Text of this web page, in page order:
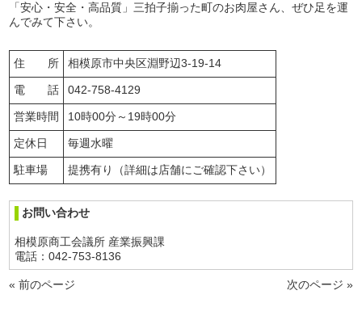
「安心・安全・高品質」三拍子揃った町のお肉屋さん、ぜひ足を運
んでみて下さい。
住 所 相模原市中央区淵野辺3-19-14
電 話 042-758-4129
営業時間 10時00分～19時00分
定休日 毎週水曜
駐車場 提携有り（詳細は店舗にご確認下さい）
お問い合わせ
相模原商工会議所 産業振興課
電話：042-753-8136
« 前のページ 次のページ »